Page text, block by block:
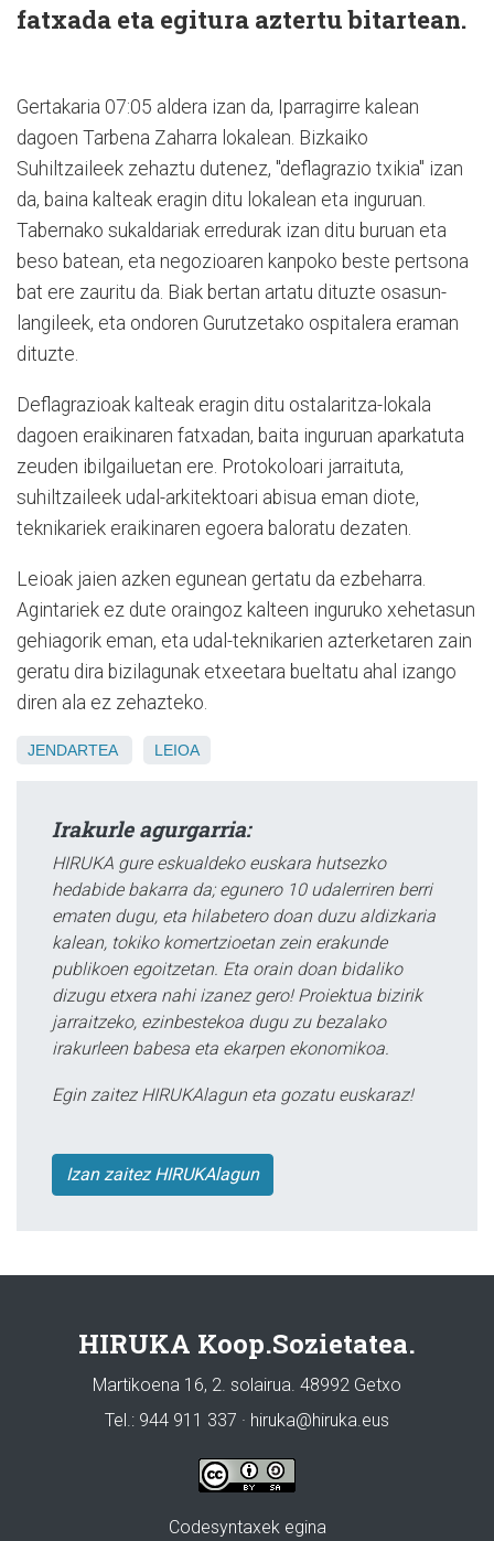
fatxada eta egitura aztertu bitartean.
Gertakaria 07:05 aldera izan da, Iparragirre kalean
dagoen Tarbena Zaharra lokalean. Bizkaiko
Suhiltzaileek zehaztu dutenez, "deflagrazio txikia" izan
da, baina kalteak eragin ditu lokalean eta inguruan.
Tabernako sukaldariak erredurak izan ditu buruan eta
beso batean, eta negozioaren kanpoko beste pertsona
bat ere zauritu da. Biak bertan artatu dituzte osasun-
langileek, eta ondoren Gurutzetako ospitalera eraman
dituzte.
Deflagrazioak kalteak eragin ditu ostalaritza-lokala
dagoen eraikinaren fatxadan, baita inguruan aparkatuta
zeuden ibilgailuetan ere. Protokoloari jarraituta,
suhiltzaileek udal-arkitektoari abisua eman diote,
teknikariek eraikinaren egoera baloratu dezaten.
Leioak jaien azken egunean gertatu da ezbeharra.
Agintariek ez dute oraingoz kalteen inguruko xehetasun
gehiagorik eman, eta udal-teknikarien azterketaren zain
geratu dira bizilagunak etxeetara bueltatu ahal izango
diren ala ez zehazteko.
JENDARTEA LEIOA
Irakurle agurgarria:
HIRUKA gure eskualdeko euskara hutsezko
hedabide bakarra da; egunero 10 udalerriren berri
ematen dugu, eta hilabetero doan duzu aldizkaria
kalean, tokiko komertzioetan zein erakunde
publikoen egoitzetan. Eta orain doan bidaliko
dizugu etxera nahi izanez gero! Proiektua bizirik
jarraitzeko, ezinbestekoa dugu zu bezalako
irakurleen babesa eta ekarpen ekonomikoa.
Egin zaitez HIRUKAlagun eta gozatu euskaraz!
Izan zaitez HIRUKAlagun
HIRUKA Koop.Sozietatea.
Martikoena 16, 2. solairua. 48992 Getxo
Tel.: 944 911 337 · hiruka@hiruka.eus
Codesyntaxek egina